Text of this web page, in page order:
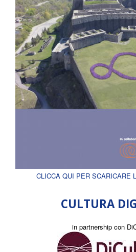
CLICCA QUI PER SCARICARE
CULTURA
in partnership con